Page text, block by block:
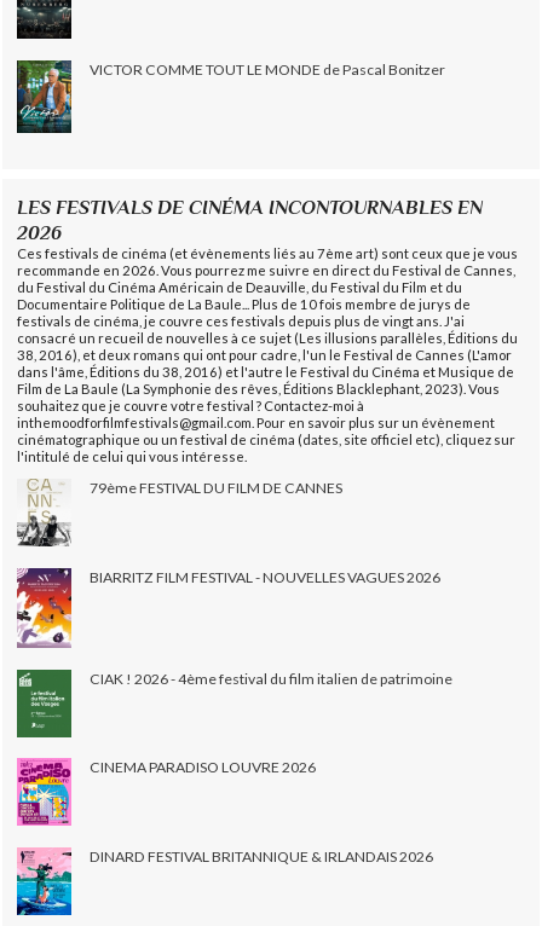
VICTOR COMME TOUT LE MONDE de Pascal Bonitzer
LES FESTIVALS DE CINÉMA INCONTOURNABLES EN
2026
Ces festivals de cinéma (et évènements liés au 7ème art) sont ceux que je vous
recommande en 2026. Vous pourrez me suivre en direct du Festival de Cannes,
du Festival du Cinéma Américain de Deauville, du Festival du Film et du
Documentaire Politique de La Baule... Plus de 10 fois membre de jurys de
festivals de cinéma, je couvre ces festivals depuis plus de vingt ans. J'ai
consacré un recueil de nouvelles à ce sujet (Les illusions parallèles, Éditions du
38, 2016), et deux romans qui ont pour cadre, l'un le Festival de Cannes (L'amor
dans l'âme, Éditions du 38, 2016) et l'autre le Festival du Cinéma et Musique de
Film de La Baule (La Symphonie des rêves, Éditions Blacklephant, 2023). Vous
souhaitez que je couvre votre festival ? Contactez-moi à
inthemoodforfilmfestivals@gmail.com. Pour en savoir plus sur un évènement
cinématographique ou un festival de cinéma (dates, site officiel etc), cliquez sur
l'intitulé de celui qui vous intéresse.
79ème FESTIVAL DU FILM DE CANNES
BIARRITZ FILM FESTIVAL - NOUVELLES VAGUES 2026
CIAK ! 2026 - 4ème festival du film italien de patrimoine
CINEMA PARADISO LOUVRE 2026
DINARD FESTIVAL BRITANNIQUE & IRLANDAIS 2026